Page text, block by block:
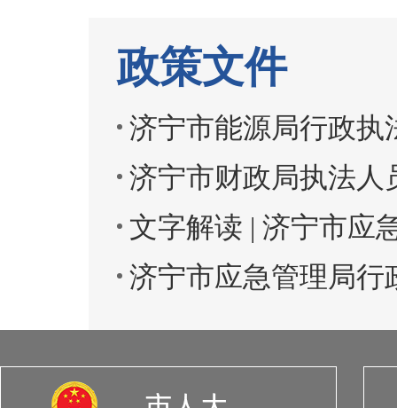
政策文件
济宁市能源局行政执
济宁市财政局执法人
文字解读 | 济宁市应
济宁市应急管理局行